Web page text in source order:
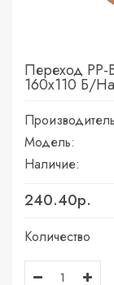
Переход PP-
160х110 Б/
Модель:
Наличие:
240.40р.
Количество